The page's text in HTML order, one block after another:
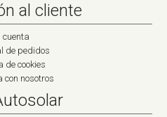
al cliente
cuenta
de pedidos
de cookies
con nosotros